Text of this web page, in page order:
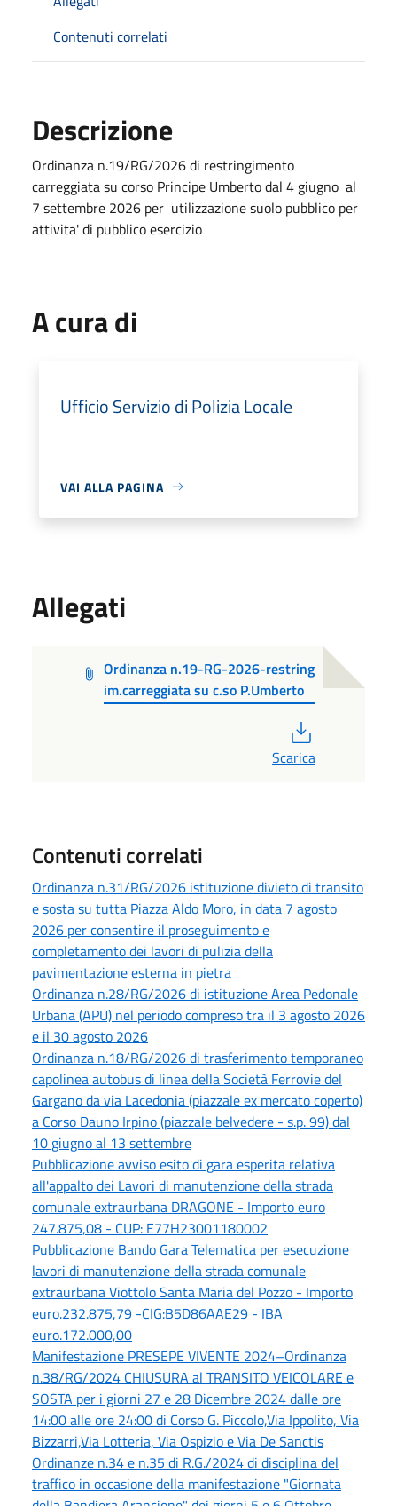
Contenuti correlati
Descrizione
Ordinanza n.19/RG/2026 di restringimento
carreggiata su corso Principe Umberto dal 4 giugno al
7 settembre 2026 per utilizzazione suolo pubblico per
attivita' di pubblico esercizio
A cura di
Ufficio Servizio di Polizia Locale
VAI ALLA PAGINA
Allegati
Ordinanza n.19-RG-2026-restring
im.carreggiata su c.so P.Umberto
Scarica
Contenuti correlati
Ordinanza n.31/RG/2026 istituzione divieto di transito
e sosta su tutta Piazza Aldo Moro, in data 7 agosto
2026 per consentire il proseguimento e
completamento dei lavori di pulizia della
pavimentazione esterna in pietra
Ordinanza n.28/RG/2026 di istituzione Area Pedonale
Urbana (APU) nel periodo compreso tra il 3 agosto 2026
e il 30 agosto 2026
Ordinanza n.18/RG/2026 di trasferimento temporaneo
capolinea autobus di linea della Società Ferrovie del
Gargano da via Lacedonia (piazzale ex mercato coperto)
a Corso Dauno Irpino (piazzale belvedere - s.p. 99) dal
10 giugno al 13 settembre
Pubblicazione avviso esito di gara esperita relativa
all'appalto dei Lavori di manutenzione della strada
comunale extraurbana DRAGONE - Importo euro
247.875,08 - CUP: E77H23001180002
Pubblicazione Bando Gara Telematica per esecuzione
lavori di manutenzione della strada comunale
extraurbana Viottolo Santa Maria del Pozzo - Importo
euro.232.875,79 -CIG:B5D86AAE29 - IBA
euro.172.000,00
Manifestazione PRESEPE VIVENTE 2024–Ordinanza
n.38/RG/2024 CHIUSURA al TRANSITO VEICOLARE e
SOSTA per i giorni 27 e 28 Dicembre 2024 dalle ore
14:00 alle ore 24:00 di Corso G. Piccolo,Via Ippolito, Via
Bizzarri,Via Lotteria, Via Ospizio e Via De Sanctis
Ordinanze n.34 e n.35 di R.G./2024 di disciplina del
traffico in occasione della manifestazione "Giornata